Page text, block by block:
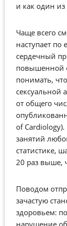
и как один из
Чаще всего
наступает
сердечный
повышенной
понимать,
сексуальной
от общего
of
занятий
статистике,
20 раз выше,
Поводом
зачастую
здоровьем:
нарушение